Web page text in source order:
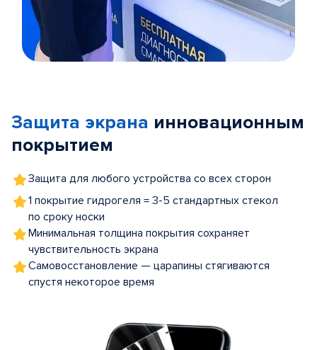
5
Защита экрана инновационным
покрытием
Защита для любого устройства со всех сторон
1 покрытие гидрогеля = 3-5 стандартных стекол
по сроку носки
Минимальная толщина покрытия сохраняет
чувствительность экрана
Самовосстановление — царапины стягиваются
спустя некоторое время